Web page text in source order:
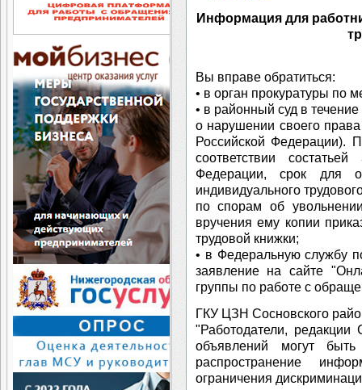
Информация для
Вы вправе обратиться:
• в орган прокуратуры по
• в районный суд в
о нарушении своего права
Российской Федерации).
соответствии
Федерации, срок для
индивидуального
по спорам об
вручения ему копии
трудовой книжки;
• в Федеральную службу
заявление на сайте
группы по работе с
ГКУ ЦЗН Сосновского
"Работодатели,
объявлений могут
распространение
ограничения